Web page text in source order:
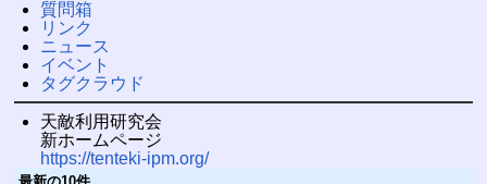
質問箱
リンク
ニュース
イベント
タグクラウド
天敵利用研究会
新ホームページ
https://tenteki-ipm.org/